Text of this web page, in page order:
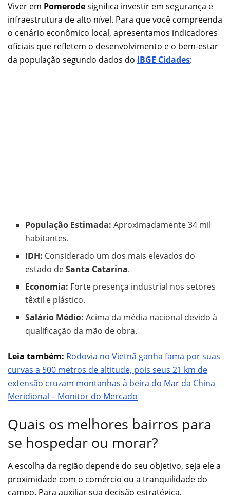
Viver em Pomerodesignifica investir em segurança e
infraestrutura de alto nível. Para que você compreenda
o cenário econômico local, apresentamos indicadores
oficiais que refletem o desenvolvimento e o bem-estar
da população segundo dados do IBGE Cidades:
População Estimada: Aproximadamente 34 mil
habitantes.
IDH: Considerado um dos mais elevados do
estado deSanta Catarina.
Economia: Forte presença industrial nos setores
têxtil e plástico.
Salário Médio: Acima da média nacional devido à
qualificação da mão de obra.
Leia também: Rodovia no Vietnã ganha fama por suas
curvas a 500 metros de altitude, pois seus 21 km de
extensão cruzam montanhas à beira do Mar da China
Meridional – Monitor do Mercado
Quais os melhores bairros para
se hospedar ou morar?
A escolha da região depende do seu objetivo, seja ele a
proximidade com o comércio ou a tranquilidade do
campo. Para auxiliar sua decisão estratégica,